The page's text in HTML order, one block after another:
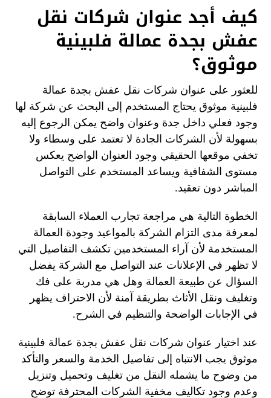
كيف أجد عنوان شركات نقل
عفش بجدة عمالة فلبينية
موثوق؟
للعثور على عنوان شركات نقل عفش بجدة عمالة
فلبينية موثوق يحتاج المستخدم إلى البحث عن شركة لها
وجود فعلي داخل جدة وعنوان واضح يمكن الرجوع إليه
بسهولة لأن الشركات الجادة لا تعتمد على وسطاء ولا
تخفي موقعها الحقيقي وجود العنوان الواضح يعكس
مستوى الشفافية ويساعد المستخدم على التواصل
المباشر دون تعقيد.
الخطوة التالية هي مراجعة تجارب العملاء السابقة
لمعرفة مدى التزام الشركة بالمواعيد وجودة العمالة
المستخدمة لأن آراء المستخدمين تكشف التفاصيل التي
لا تظهر في الإعلانات عند التواصل مع الشركة يفضل
السؤال عن طبيعة العمالة وهل هي مدربة على فك
وتغليف ونقل الأثاث بطريقة آمنة لأن الاحتراف يظهر
في الإجابات الواضحة والتنظيم في الشرح.
عند اختيار عنوان شركات نقل عفش بجدة عمالة فلبينية
موثوق يجب الانتباه إلى تفاصيل الخدمة والسعر والتأكد
من وضوح ما يشمله النقل من تغليف وتحميل وتنزيل
وعدم وجود تكاليف مخفية الشركات المحترفة توضح